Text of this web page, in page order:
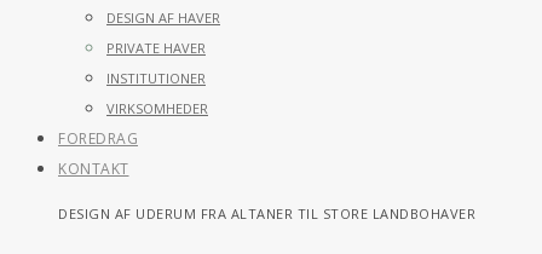
DESIGN AF HAVER
PRIVATE HAVER
INSTITUTIONER
VIRKSOMHEDER
FOREDRAG
KONTAKT
DESIGN AF UDERUM FRA ALTANER TIL STORE LANDBOHAVER